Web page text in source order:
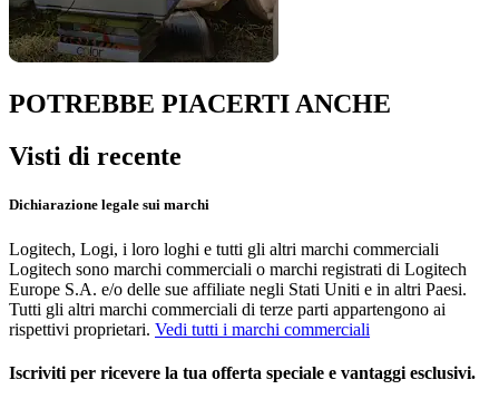
POTREBBE PIACERTI ANCHE
Visti di recente
Dichiarazione legale sui marchi
Logitech, Logi, i loro loghi e tutti gli altri marchi commerciali
Logitech sono marchi commerciali o marchi registrati di Logitech
Europe S.A. e/o delle sue affiliate negli Stati Uniti e in altri Paesi.
Tutti gli altri marchi commerciali di terze parti appartengono ai
rispettivi proprietari. Vedi tutti i marchi commerciali
Iscriviti per ricevere la tua offerta speciale e vantaggi esclusivi.